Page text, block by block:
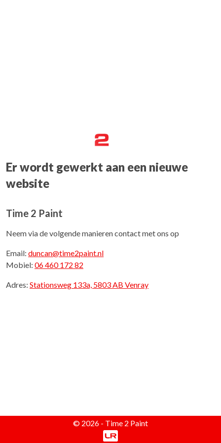
Er wordt gewerkt aan een nieuwe
website
Time 2 Paint
Neem via de volgende manieren contact met ons op
Email: duncan@time2paint.nl
Mobiel: 06 460 172 82
Adres: Stationsweg 133a, 5803 AB Venray
© 2026 - Time 2 Paint